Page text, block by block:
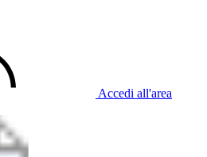
Accedi all'area